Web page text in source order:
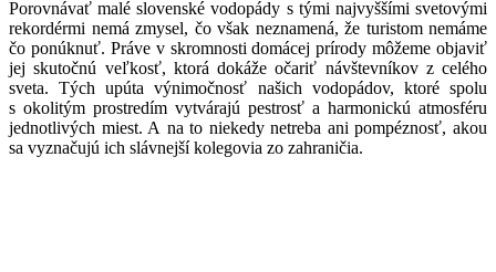
Porovnávať malé slovenské vodopády s tými najvyššími svetovými
rekordérmi nemá zmysel, čo však neznamená, že turistom nemáme
čo ponúknuť. Práve v skromnosti domácej prírody môžeme objaviť
jej skutočnú veľkosť, ktorá dokáže očariť návštevníkov z celého
sveta. Tých upúta výnimočnosť našich vodopádov, ktoré spolu
s okolitým prostredím vytvárajú pestrosť a harmonickú atmosféru
jednotlivých miest. A na to niekedy netreba ani pompéznosť, akou
sa vyznačujú ich slávnejší kolegovia zo zahraničia.